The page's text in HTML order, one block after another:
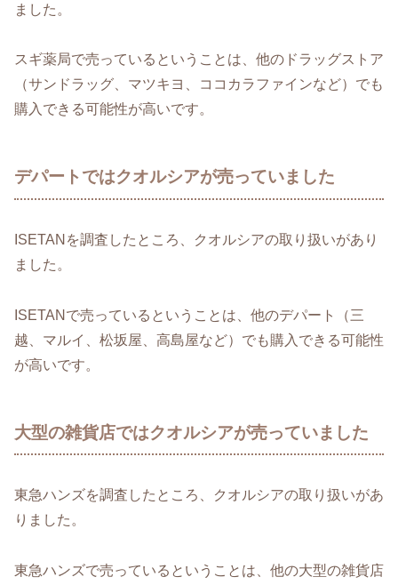
ました。
スギ薬局で売っているということは、他のドラッグストア
（サンドラッグ、マツキヨ、ココカラファインなど）でも
購入できる可能性が高いです。
デパートではクオルシアが売っていました
ISETANを調査したところ、クオルシアの取り扱いがあり
ました。
ISETANで売っているということは、他のデパート（三
越、マルイ、松坂屋、高島屋など）でも購入できる可能性
が高いです。
大型の雑貨店ではクオルシアが売っていました
東急ハンズを調査したところ、クオルシアの取り扱いがあ
りました。
東急ハンズで売っているということは、他の大型の雑貨店